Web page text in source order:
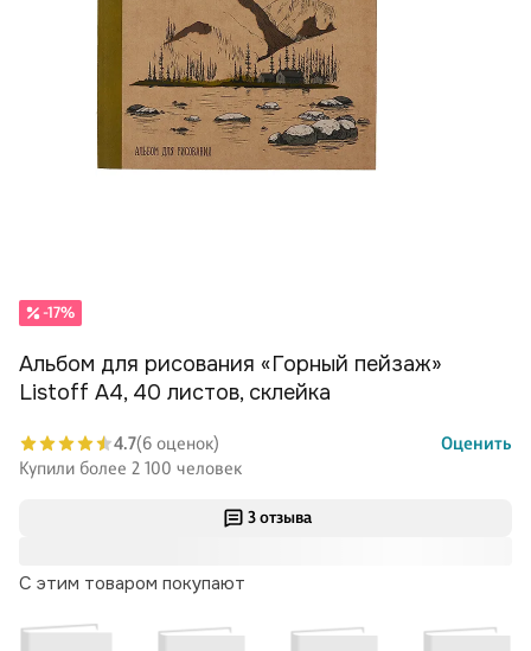
3 отзыва
С этим товаром покупают
-17%
Альбом для рисования «Горный пейзаж»
Listoff А4, 40 листов, склейка
4.7(6 оценок)
Оценить
Купили более 2 100 человек